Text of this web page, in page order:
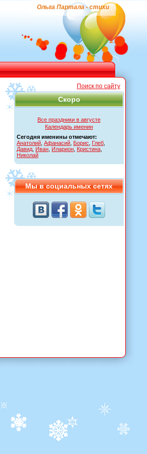
Ольга Партала - стихи
Поиск по сайту
Скоро
Все праздники в августе
Календарь именин
Сегодня именины отмечают:
Анатолий Афанасий Борис Глеб
Давид Иван Иларион Кристина
Николай
Мы в социальных сетях